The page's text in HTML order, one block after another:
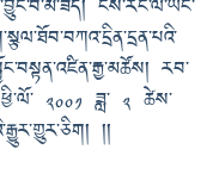
ངོས་རང་ལ་ཡང་
རབ་
༢༠༠༡ ཟླ་ ༢ ཚེས་
།།